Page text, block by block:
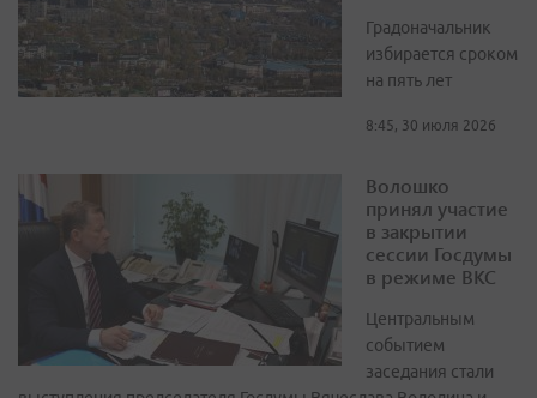
Градоначальник
избирается сроком
на пять лет
8:45, 30 июля 2026
Волошко
принял участие
в закрытии
сессии Госдумы
в режиме ВКС
Центральным
событием
заседания стали